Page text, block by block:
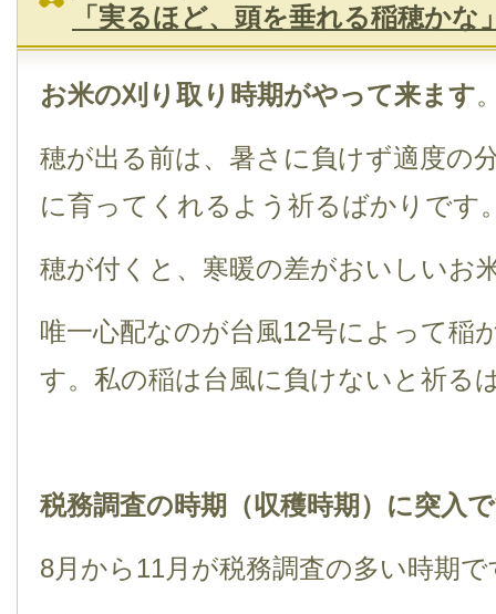
「実るほど、頭を垂れる稲穂かな
お米の刈り取り時期がやって来ます
穂が出る前は、暑さに負けず適度の
に育ってくれるよう祈るばかりです
穂が付くと、寒暖の差がおいしいお
唯一心配なのが台風12号によって稲
す。私の稲は台風に負けないと祈る
税務調査の時期（収穫時期）に突入
8月から11月が税務調査の多い時期で